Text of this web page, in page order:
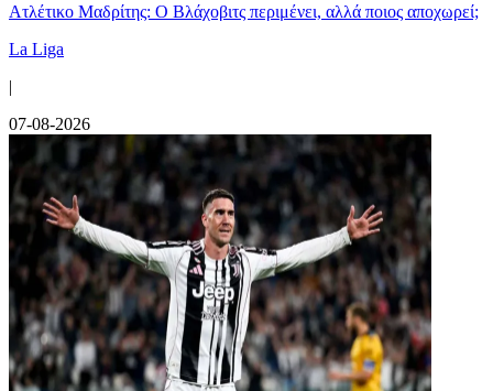
Ατλέτικο Μαδρίτης: Ο Βλάχοβιτς περιμένει, αλλά ποιος αποχωρεί;
La Liga
|
07-08-2026